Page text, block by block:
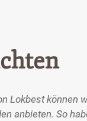
Lokbest können
anbieten. So